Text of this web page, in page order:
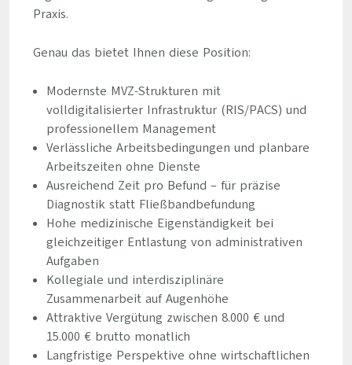
Praxis.
Genau das bietet Ihnen diese Position:
Modernste MVZ-Strukturen mit
volldigitalisierter Infrastruktur (RIS/PACS) und
professionellem Management
Verlässliche Arbeitsbedingungen und planbare
Arbeitszeiten ohne Dienste
Ausreichend Zeit pro Befund – für präzise
Diagnostik statt Fließbandbefundung
Hohe medizinische Eigenständigkeit bei
gleichzeitiger Entlastung von administrativen
Aufgaben
Kollegiale und interdisziplinäre
Zusammenarbeit auf Augenhöhe
Attraktive Vergütung zwischen 8.000 € und
15.000 € brutto monatlich
Langfristige Perspektive ohne wirtschaftlichen